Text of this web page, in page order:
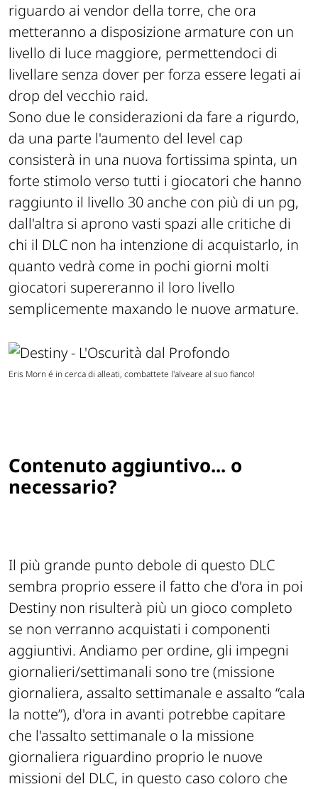
riguardo ai vendor della torre, che ora
metteranno a disposizione armature con un
livello di luce maggiore, permettendoci di
livellare senza dover per forza essere legati ai
drop del vecchio raid.
Sono due le considerazioni da fare a rigurdo,
da una parte l'aumento del level cap
consisterà in una nuova fortissima spinta, un
forte stimolo verso tutti i giocatori che hanno
raggiunto il livello 30 anche con più di un pg,
dall'altra si aprono vasti spazi alle critiche di
chi il DLC non ha intenzione di acquistarlo, in
quanto vedrà come in pochi giorni molti
giocatori supereranno il loro livello
semplicemente maxando le nuove armature.
Eris Morn é in cerca di alleati, combattete l'alveare al suo fianco!
Contenuto aggiuntivo... o
necessario?
Il più grande punto debole di questo DLC
sembra proprio essere il fatto che d'ora in poi
Destiny non risulterà più un gioco completo
se non verranno acquistati i componenti
aggiuntivi. Andiamo per ordine, gli impegni
giornalieri/settimanali sono tre (missione
giornaliera, assalto settimanale e assalto “cala
la notte”), d'ora in avanti potrebbe capitare
che l'assalto settimanale o la missione
giornaliera riguardino proprio le nuove
missioni del DLC, in questo caso coloro che